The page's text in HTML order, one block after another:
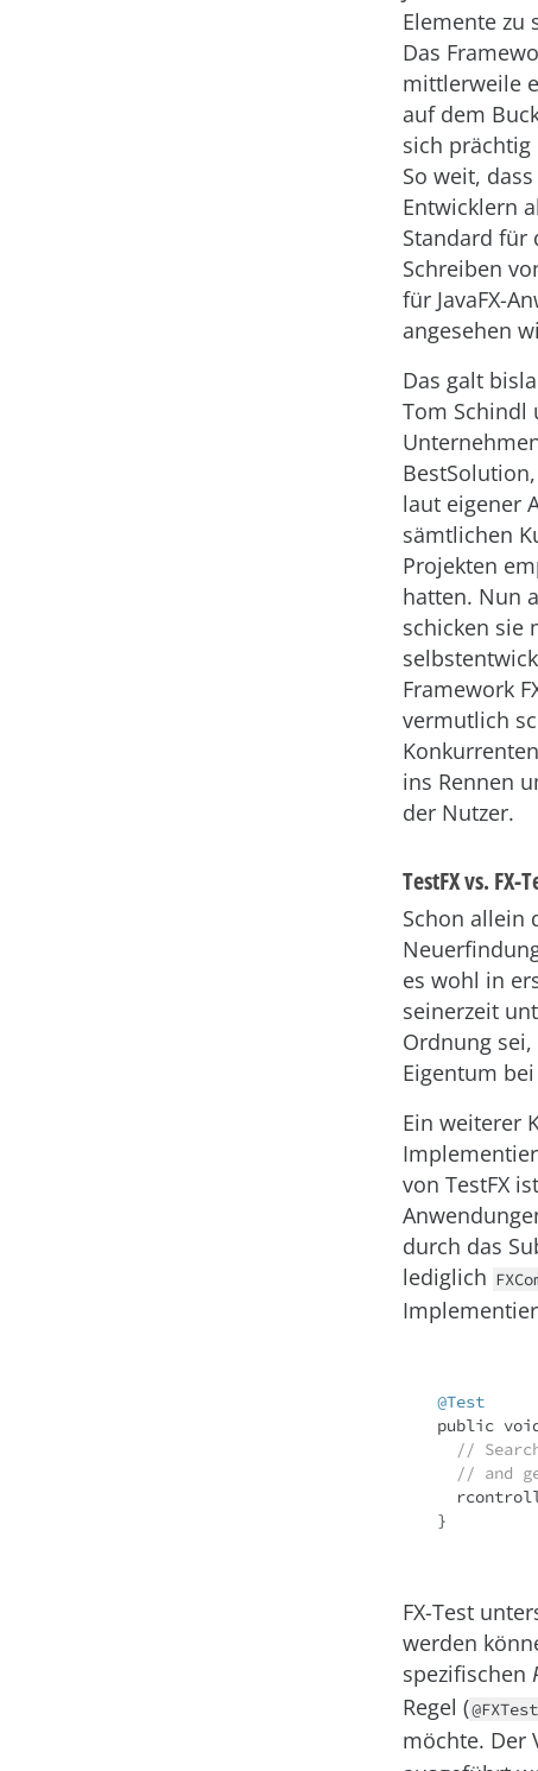
Elemente zu
Das
mittlerweile
auf dem
sich
So weit,
Entwicklern
Standard für
Schreiben
für JavaFX-
angesehen
Das galt
Tom Schindl
laut eigener
sämtlichen
Projekten
hatten. Nun
schicken sie
Framework
vermutlich
ins Rennen
der Nutzer.
TestFX vs.
Schon allein
es wohl in
seinerzeit
Ordnung
Eigentum
Ein weiterer
von TestFX
durch das
lediglich
@Test
public
//
// and
}
FX-Test
werden
spezifischen
Regel (@FXTest
möchte. Der